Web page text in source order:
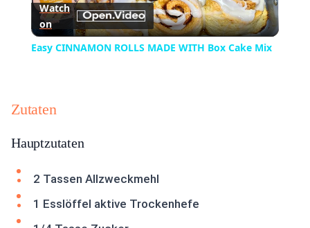
Video
Watch
on
Easy CINNAMON ROLLS MADE WITH Box Cake Mix
Zutaten
Hauptzutaten
2 Tassen Allzweckmehl
1 Esslöffel aktive Trockenhefe